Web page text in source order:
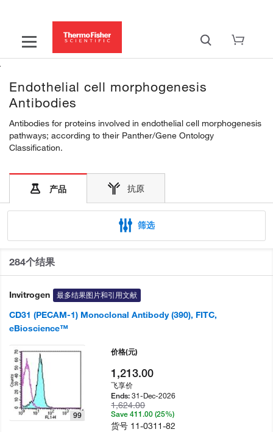
Endothelial cell morphogenesis
Antibodies
Antibodies for proteins involved in endothelial cell morphogenesis
pathways; according to their Panther/Gene Ontology
Classification.
产品 抗原
筛选
284个结果
Invitrogen 最多结果图片和引用文献
CD31 (PECAM-1) Monoclonal Antibody (390), FITC,
eBioscience™
99
价格(元)
1,213.00
飞享价
Ends:31-Dec-2026
1,624.00
Save 411.00 (25%)
货号 11-0311-82